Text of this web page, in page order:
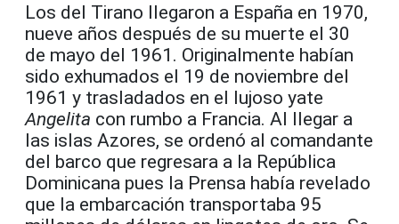
Los del Tirano llegaron a España en 1970,
nueve años después de su muerte el 30
de mayo del 1961. Originalmente habían
sido exhumados el 19 de noviembre del
1961 y trasladados en el lujoso yate
Angelita con rumbo a Francia. Al llegar a
las islas Azores, se ordenó al comandante
del barco que regresara a la República
Dominicana pues la Prensa había revelado
que la embarcación transportaba 95